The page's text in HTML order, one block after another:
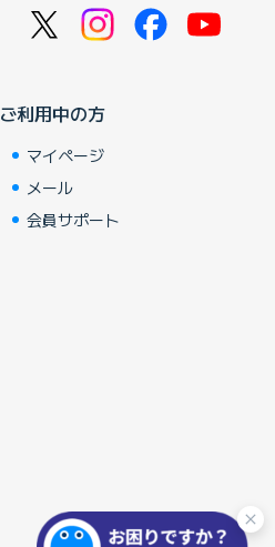
ご利用中の方
マイページ
メール
会員サポート